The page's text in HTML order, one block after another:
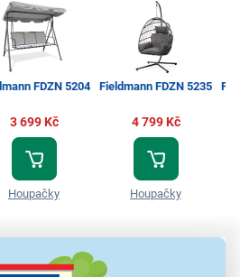
FDZN 5204
3 699 Kč
Houpačky
Fieldmann FDZN 5235
4 799 Kč
Houpačky